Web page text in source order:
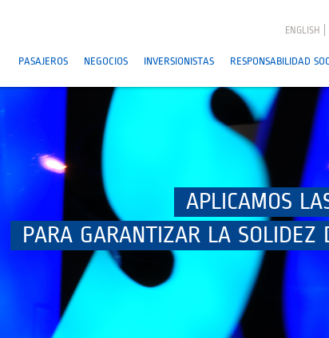
ENGLISH
PASAJEROS NEGOCIOS INVERSIONISTAS RESPONSABILIDAD
APLICAMOS
PARA GARANTIZAR LA SOLIDEZ